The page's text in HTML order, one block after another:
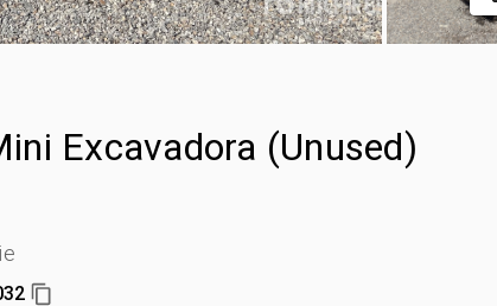
Excavadora (Unused)